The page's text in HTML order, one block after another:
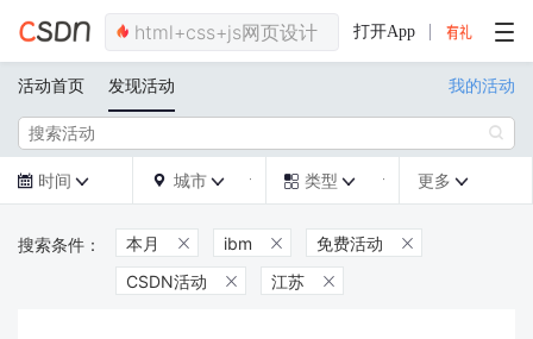
打开App
活动首页 发现活动 我的活动

 时间   城市   类型  更多 
本月  ibm  免费活动 
CSDN活动  江苏 